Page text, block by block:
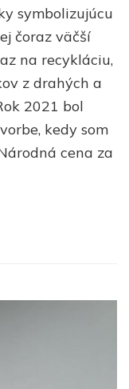
symbolizujúcu
čoraz väčší
na recykláciu,
z drahých a
2021 bol
kedy som
cena za